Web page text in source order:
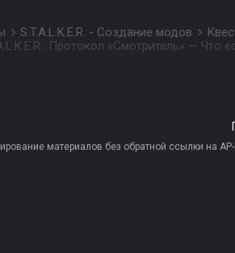
S.T.A.L.K.E.R. - Создание модов
материалов без обратной ссылки на